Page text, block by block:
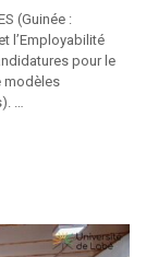
(Guinée :
l’Employabilité
pour le
modèles
…